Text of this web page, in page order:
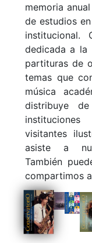
memoria
de estudios
institucional.
dedicada a la
partituras de
temas que
música
distribuye
visitantes
asiste a
También
compartimos